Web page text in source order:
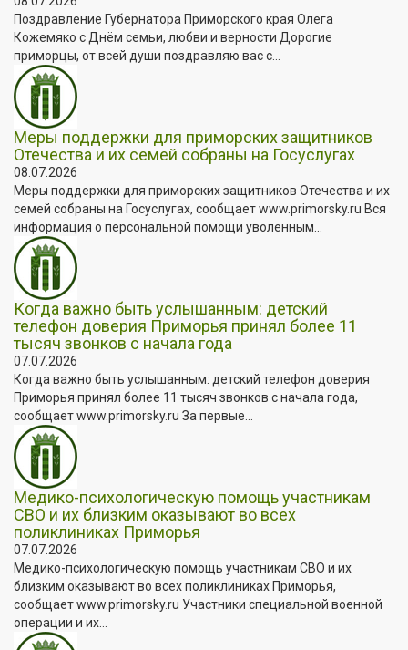
Поздравление Губернатора Приморского края Олега
Кожемяко с Днём семьи, любви и верности Дорогие
приморцы, от всей души поздравляю вас с...
Меры поддержки для приморских защитников
Отечества и их семей собраны на Госуслугах
08.07.2026
Меры поддержки для приморских защитников Отечества и их
семей собраны на Госуслугах, сообщает www.primorsky.ru Вся
информация о персональной помощи уволенным...
Когда важно быть услышанным: детский
телефон доверия Приморья принял более 11
тысяч звонков с начала года
07.07.2026
Когда важно быть услышанным: детский телефон доверия
Приморья принял более 11 тысяч звонков с начала года,
сообщает www.primorsky.ru За первые...
Медико-психологическую помощь участникам
СВО и их близким оказывают во всех
поликлиниках Приморья
07.07.2026
Медико-психологическую помощь участникам СВО и их
близким оказывают во всех поликлиниках Приморья,
сообщает www.primorsky.ru Участники специальной военной
операции и их...